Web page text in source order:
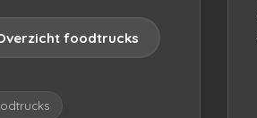
foodtrucks